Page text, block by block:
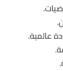
عالمية.